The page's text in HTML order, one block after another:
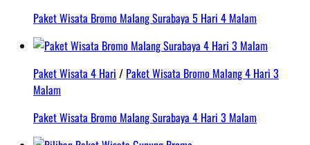
Paket Wisata Bromo Malang Surabaya 5 Hari 4 Malam
Paket Wisata 4 Hari / Paket Wisata Bromo Malang 4 Hari 3
Malam
Paket Wisata Bromo Malang Surabaya 4 Hari 3 Malam